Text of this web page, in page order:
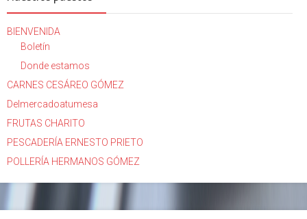
BIENVENIDA
Boletín
Donde estamos
CARNES CESÁREO GÓMEZ
Delmercadoatumesa
FRUTAS CHARITO
PESCADERÍA ERNESTO PRIETO
POLLERÍA HERMANOS GÓMEZ